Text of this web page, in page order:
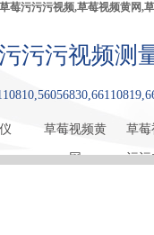
莓污污污视频,草莓视频黄网,
污污视频测
草莓视频黄
网
草莓
污污